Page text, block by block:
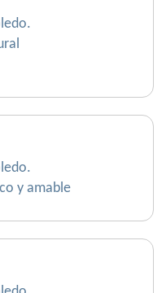
y amable